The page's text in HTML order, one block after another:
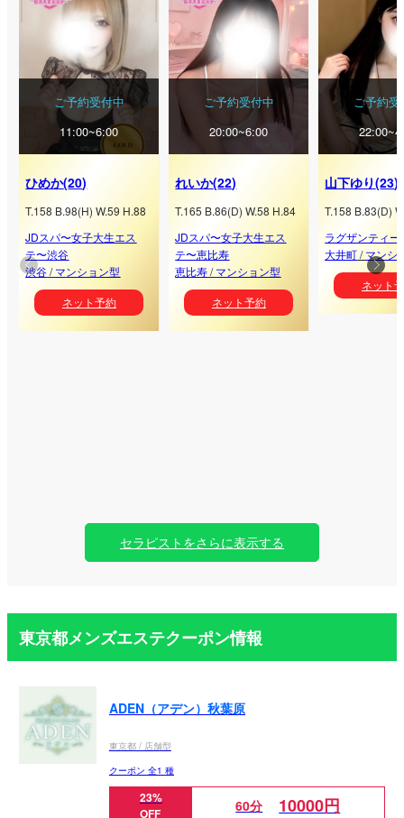
ご予約受付中
11:00~6:00
ひめか(20)
T.158 B.98(H) W.59 H.88
JDスパ〜女子大生エス
テ〜渋谷
渋谷/マンション型
ネット予約
ご予約受付中
20:00~6:00
れいか(22)
T.165 B.86(D) W.58 H.84
JDスパ〜女子大生エス
テ〜恵比寿
恵比寿/マンション型
ネット予約
ご予約受
山下ゆり(23)
T.158 B.83(D)
ラグザンティ
大井町/マンシ
ネット
セラピストをさらに表示する
東京都メンズエステクーポン情報
ADEN（アデン）秋葉原
東京都 / 店舗型
クーポン 全1 種
23%
OFF
60分 10000円